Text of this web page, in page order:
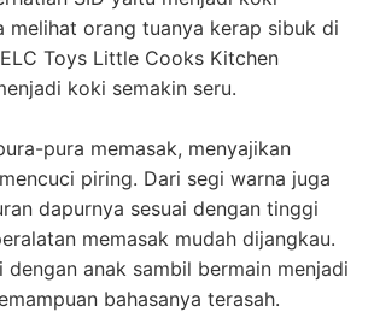
melihat orang tuanya kerap sibuk di
Toys Little Cooks Kitchen
koki semakin seru.
pura memasak, menyajikan
piring. Dari segi warna juga
dapurnya sesuai dengan tinggi
memasak mudah dijangkau.
dengan anak sambil bermain menjadi
bahasanya terasah.